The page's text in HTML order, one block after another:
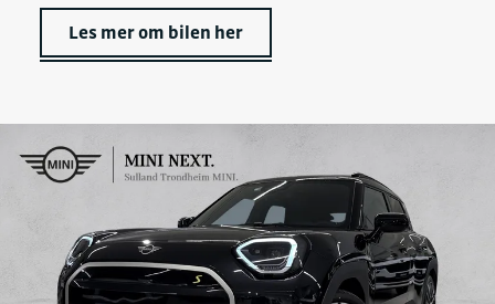
Les mer om bilen her